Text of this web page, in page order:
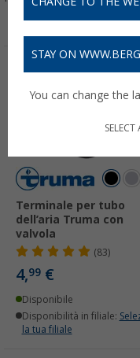
Terminale per tubo
dell’aria Truma con
valvola
(83)
4,99 €
Disponibile
Disponibilità in filiale:
la tua filiale
STAY ON
You can change the